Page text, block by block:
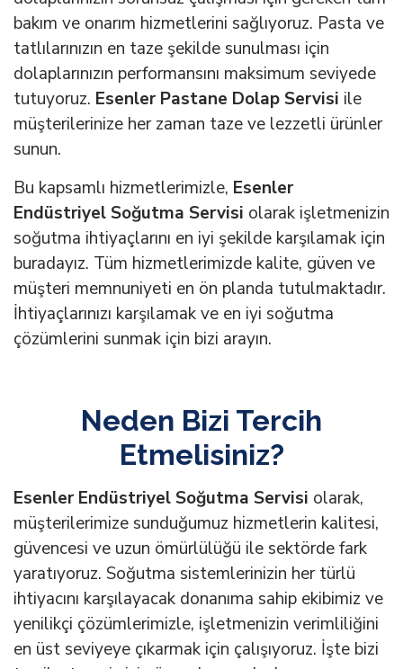
bakım ve onarım hizmetlerini sağlıyoruz. Pasta ve
tatlılarınızın en taze şekilde sunulması için
dolaplarınızın performansını maksimum seviyede
tutuyoruz. Esenler Pastane Dolap Servisi ile
müşterilerinize her zaman taze ve lezzetli ürünler
sunun.
Bu kapsamlı hizmetlerimizle, Esenler
Endüstriyel Soğutma Servisi olarak işletmenizin
soğutma ihtiyaçlarını en iyi şekilde karşılamak için
buradayız. Tüm hizmetlerimizde kalite, güven ve
müşteri memnuniyeti en ön planda tutulmaktadır.
İhtiyaçlarınızı karşılamak ve en iyi soğutma
çözümlerini sunmak için bizi arayın.
Neden Bizi Tercih
Etmelisiniz?
Esenler Endüstriyel Soğutma Servisi olarak,
müşterilerimize sunduğumuz hizmetlerin kalitesi,
güvencesi ve uzun ömürlülüğü ile sektörde fark
yaratıyoruz. Soğutma sistemlerinizin her türlü
ihtiyacını karşılayacak donanıma sahip ekibimiz ve
yenilikçi çözümlerimizle, işletmenizin verimliliğini
en üst seviyeye çıkarmak için çalışıyoruz. İşte bizi